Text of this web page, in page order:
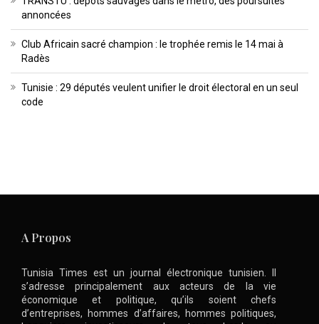
annoncées
Club Africain sacré champion : le trophée remis le 14 mai à
Radès
Tunisie : 29 députés veulent unifier le droit électoral en un seul
code
A Propos
Tunisia Times est un journal électronique tunisien. Il
s’adresse principalement aux acteurs de la vie
économique et politique, qu’ils soient chefs
d’entreprises, hommes d’affaires, hommes politiques,